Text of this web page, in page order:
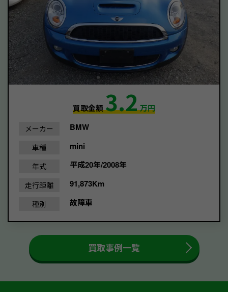
買取金額3.2万円
メーカー BMW
車種 mini
年式 平成20年/2008年
走行距離 91,873Km
種別 故障車
買取事例一覧